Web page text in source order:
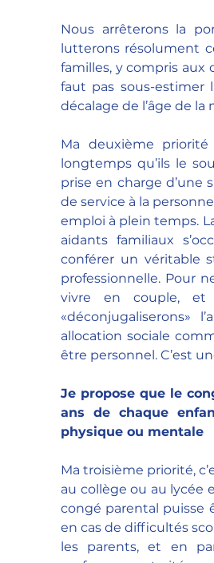
Nous arrêterons la
lutterons résolument
familles, y compris aux
faut pas sous-estimer
décalage de l’âge de la
Ma deuxième
longtemps qu’ils le
prise en charge d’une
de service à la
emploi à plein temps.
aidants familiaux
conférer un véritable
professionnelle. Pour
vivre en couple, et
«déconjugaliserons»
allocation sociale
être personnel. C’est
Je propose que le
ans de chaque
physique ou mentale
Ma troisième priorité,
au collège ou au lycée
congé parental puisse
en cas de difficultés
les parents, et en